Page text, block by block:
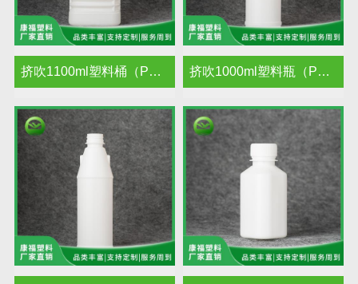
挤吹1100ml塑料桶（PE） 挤吹1000ml塑料瓶（PE）